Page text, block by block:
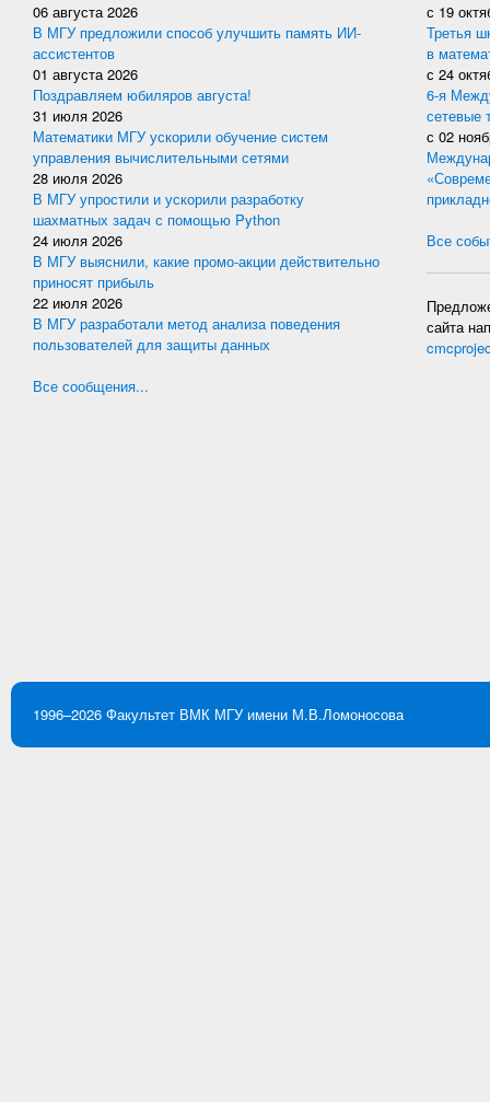
06 августа 2026
В МГУ предложили способ улучшить память ИИ-
ассистентов
01 августа 2026
Поздравляем юбиляров августа!
31 июля 2026
Математики МГУ ускорили обучение систем
управления вычислительными сетями
28 июля 2026
В МГУ упростили и ускорили разработку
шахматных задач с помощью Python
24 июля 2026
В МГУ выяснили, какие промо-акции действительно
приносят прибыль
22 июля 2026
В МГУ разработали метод анализа поведения
пользователей для защиты данных
Все сообщения...
с 19
Третья
в
с 24
6-я
сетевые
с 02
Все
сайта
1996–2026 Факультет ВМК МГУ имени М.В.Ломоносова